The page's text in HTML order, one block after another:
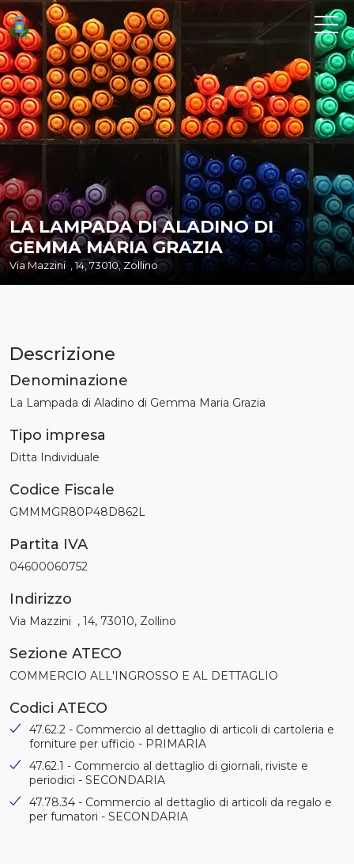
LA LAMPADA DI ALADINO DI
GEMMA MARIA GRAZIA
Via Mazzini , 14, 73010, Zollino
Descrizione
Denominazione
La Lampada di Aladino di Gemma Maria Grazia
Tipo impresa
Ditta Individuale
Codice Fiscale
GMMMGR80P48D862L
Partita IVA
04600060752
Indirizzo
Via Mazzini , 14, 73010, Zollino
Sezione ATECO
COMMERCIO ALL'INGROSSO E AL DETTAGLIO
Codici ATECO
47.62.2 - Commercio al dettaglio di articoli di cartoleria e
forniture per ufficio - PRIMARIA
47.62.1 - Commercio al dettaglio di giornali, riviste e
periodici - SECONDARIA
47.78.34 - Commercio al dettaglio di articoli da regalo e
per fumatori - SECONDARIA